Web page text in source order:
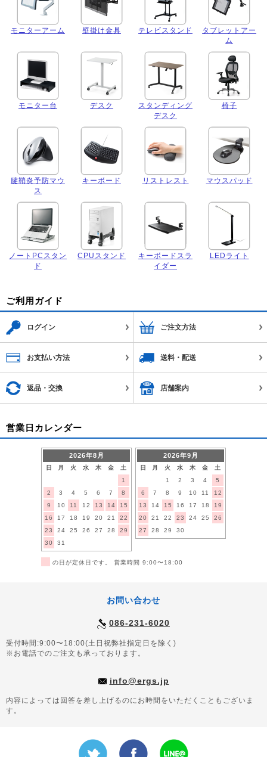
モニターアーム 壁掛け金具 テレビスタンド
タブレットアー
ム
モニター台 デスク
スタンディング
デスク
椅子
腱鞘炎予防マウ
ス
キーボード リストレスト マウスパッド
ノートPCスタン
ド
CPUスタンド
キーボードスラ
イダー
LEDライト
ご利用ガイド
ログイン ご注文方法
お支払い方法 送料・配送
返品・交換 店舗案内
営業日カレンダー
2026年8月
日 月 火 水 木 金
土
1
2
3 4 5 6 7
8
9
10 11 12 13 14
15
16
17 18 19 20 21
22
23
24 25 26 27 28
29
30
31
2026年9月
日 月 火 水 木 金
土
1
2 3 4
5
6
7 8 9 10 11
12
13
14 15 16 17 18
19
20
21 22 23 24 25
26
27
28 29 30
の日が定休日です。 営業時間 9:00〜18:00
お問い合わせ
086-231-6020
受付時間:9:00〜18:00(土日祝弊社指定日を除く)
※お電話でのご注文も承っております。
info@ergs.jp
内容によっては回答を差し上げるのにお時間をいただくこともございま
す。